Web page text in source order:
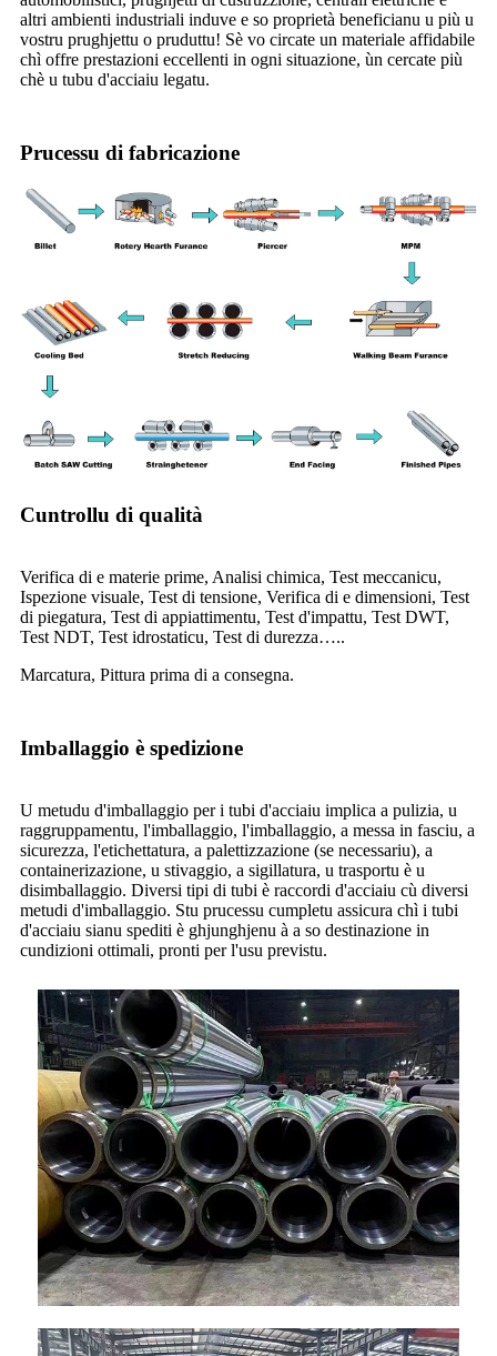
altri ambienti industriali induve e so proprietà beneficianu u più u
vostru prughjettu o pruduttu! Sè vo circate un materiale affidabile
chì offre prestazioni eccellenti in ogni situazione, ùn cercate più
chè u tubu d'acciaiu legatu.
Prucessu di fabricazione
Cuntrollu di qualità
Verifica di e materie prime, Analisi chimica, Test meccanicu,
Ispezione visuale, Test di tensione, Verifica di e dimensioni, Test
di piegatura, Test di appiattimentu, Test d'impattu, Test DWT,
Test NDT, Test idrostaticu, Test di durezza…..
Marcatura, Pittura prima di a consegna.
Imballaggio è spedizione
U metudu d'imballaggio per i tubi d'acciaiu implica a pulizia, u
raggruppamentu, l'imballaggio, l'imballaggio, a messa in fasciu, a
sicurezza, l'etichettatura, a palettizzazione (se necessariu), a
containerizazione, u stivaggio, a sigillatura, u trasportu è u
disimballaggio. Diversi tipi di tubi è raccordi d'acciaiu cù diversi
metudi d'imballaggio. Stu prucessu cumpletu assicura chì i tubi
d'acciaiu sianu spediti è ghjunghjenu à a so destinazione in
cundizioni ottimali, pronti per l'usu previstu.